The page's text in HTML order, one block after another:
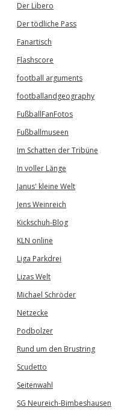
Der Libero
Der tödliche Pass
Fanartisch
Flashscore
football arguments
footballandgeography
FußballFanFotos
Fußballmuseen
Im Schatten der Tribüne
In voller Länge
Janus' kleine Welt
Jens Weinreich
Kickschuh-Blog
KLN online
Liga Parkdrei
Lizas Welt
Michael Schröder
Netzecke
Podbolzer
Rund um den Brustring
Scudetto
Seitenwahl
SG Neureich-Bimbeshausen